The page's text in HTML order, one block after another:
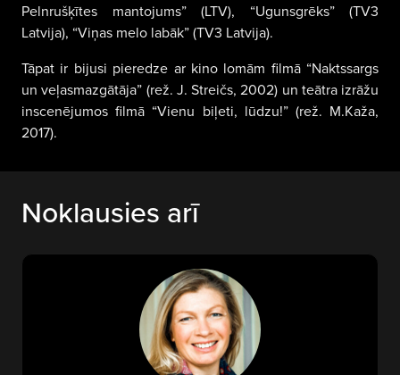
Pelnrušķītes mantojums” (LTV), “Ugunsgrēks” (TV3
Latvija), “Viņas melo labāk” (TV3 Latvija).
Tāpat ir bijusi pieredze ar kino lomām filmā “Naktssargs
un veļasmazgātāja” (rež. J. Streičs, 2002) un teātra izrāžu
inscenējumos filmā “Vienu biļeti, lūdzu!” (rež. M.Kaža,
2017).
Noklausies arī